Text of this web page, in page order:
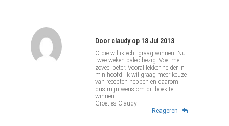
Doorclaudyop 18 Jul 2013
O die wil ik echt graag winnen. Nu
twee weken paleo bezig. Voel me
zoveel beter. Vooral lekker helder in
m'n hoofd. Ik wil graag meer keuze
van recepten hebben en daarom
dus mijn wens om dit boek te
winnen.
Groetjes Claudy
Reageren